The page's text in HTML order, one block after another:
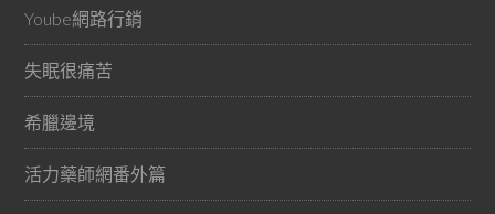
Yoube網路行銷
失眠很痛苦
希臘邊境
活力藥師網番外篇